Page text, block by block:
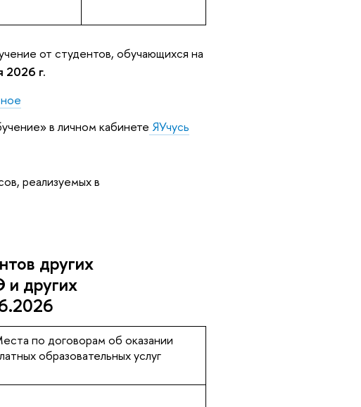
от студентов, обучающихся на
2026 г.
в личном кабинете ЯУчусь
реализуемых в
других
других
по договорам об оказании
образовательных услуг